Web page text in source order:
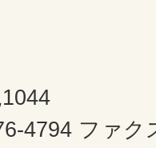
4794 ファク